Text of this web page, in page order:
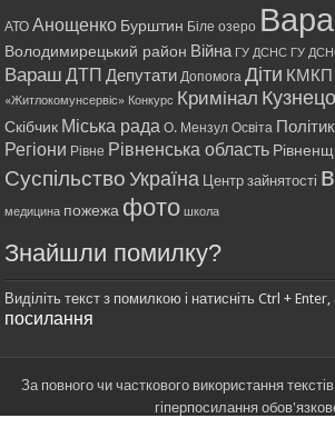
АТО Анощенко Бурштин Біле озеро
Володимирецький район Війна ГУ ДСНС ГУ
Вараш ДТП Депутати Допомога Діти КМКП
«Житлокомунсервіс» Конкурс Кримінал
Скібчик Міська рада О. Мензул Освіта
Регіони Рівне Рівненська область
Суспільство Україна Центр зайнятості
медицина пожежа фото школа
Знайшли помилку?
Виділіть текст з помилкою і натисніть Ctrl + Enter,
посилання
За повного чи часткового використання
гіперпосилання